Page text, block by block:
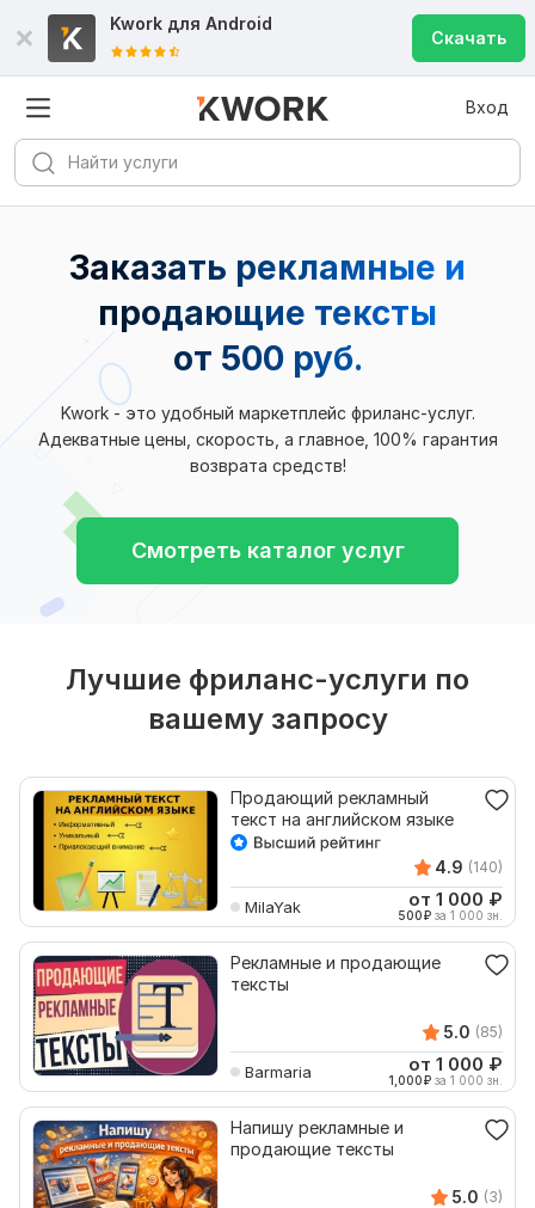
Kwork для Android
Скачать
Вход
Заказать рекламные и
продающие тексты
от 500 руб.
Kwork - это удобный маркетплейс фриланс-услуг.
Адекватные цены, скорость, а главное, 100% гарантия
возврата средств!
Смотреть каталог услуг
Лучшие фриланс-услуги по
вашему запросу
Продающий рекламный
текст на английском языке
4.9 (140)
MilaYak от 1 000 ₽
500₽ за 1 000 зн.
Рекламные и продающие
тексты
5.0 (85)
Barmaria от 1 000 ₽
1,000₽ за 1 000 зн.
Напишу рекламные и
продающие тексты
5.0 (3)